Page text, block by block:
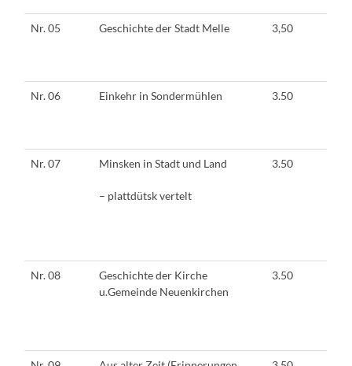
Nr. 05 Geschichte der Stadt Melle 3,50
Nr. 06 Einkehr in Sondermühlen 3.50
Nr. 07 Minsken in Stadt und Land
– plattdütsk vertelt
3.50
Nr. 08
Geschichte der Kirche
u.Gemeinde Neuenkirchen
3.50